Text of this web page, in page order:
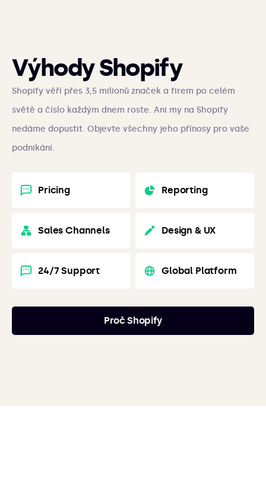
Výhody Shopify
Shopify věří přes 3,5 milionů značek a firem po celém
světě a číslo každým dnem roste. Ani my na Shopify
nedáme dopustit. Objevte všechny jeho přínosy pro vaše
podnikání.
Pricing Reporting
Sales Channels Design & UX
24/7 Support Global Platform
Proč Shopify